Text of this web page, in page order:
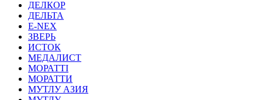
ДЕЛКОР
ДЕЛЬТА
Е-NEX
ЗВЕРЬ
ИСТОК
МЕДАЛИСТ
МОРАТТI
МОРАТТИ
МУТЛУ АЗИЯ